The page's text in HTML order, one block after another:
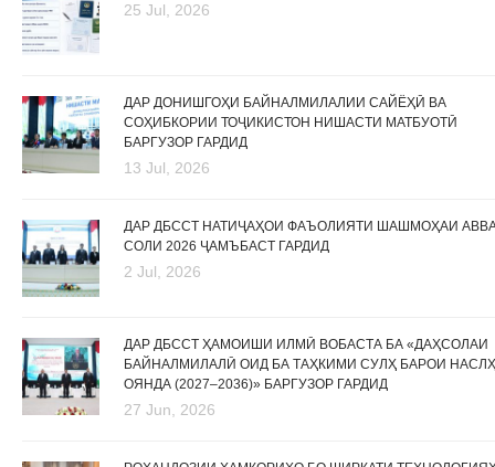
25 Jul, 2026
ДАР ДОНИШГОҲИ БАЙНАЛМИЛАЛИИ САЙЁҲӢ ВА
СОҲИБКОРИИ ТОҶИКИСТОН НИШАСТИ МАТБУОТӢ
БАРГУЗОР ГАРДИД
13 Jul, 2026
ДАР ДБССТ НАТИҶАҲОИ ФАЪОЛИЯТИ ШАШМОҲАИ
СОЛИ 2026 ҶАМЪБАСТ ГАРДИД
2 Jul, 2026
ДАР ДБССТ ҲАМОИШИ ИЛМӢ ВОБАСТА БА «ДАҲСОЛАИ
БАЙНАЛМИЛАЛӢ ОИД БА ТАҲКИМИ СУЛҲ БАРОИ
ОЯНДА (2027–2036)» БАРГУЗОР ГАРДИД
27 Jun, 2026